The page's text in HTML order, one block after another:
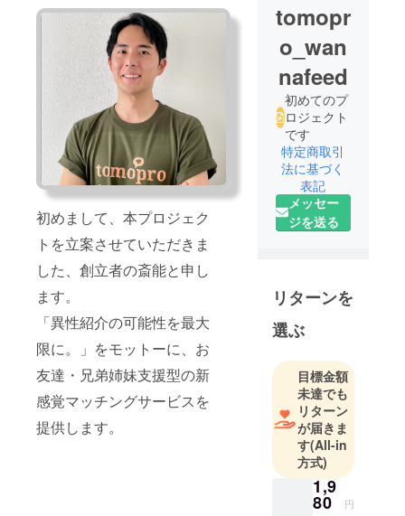
初めまして、本プロジェク
トを立案させていただきま
した、創立者の斎能と申し
ます。
「異性紹介の可能性を最大
限に。」をモットーに、お
友達・兄弟姉妹支援型の新
感覚マッチングサービスを
提供します。
tomopr
o_wan
nafeed
初めてのプ
ロジェクト
です
特定商取引
法に基づく
表記
メッセー
ジを送る
リターンを
選ぶ
目標金額
未達でも
リターン
が届きま
す(All-in
方式)
1,9
80 円